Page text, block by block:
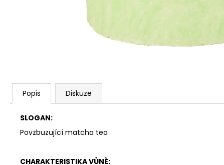
Popis Diskuze
SLOGAN:
Povzbuzující matcha tea
CHARAKTERISTIKA VŮNĚ: